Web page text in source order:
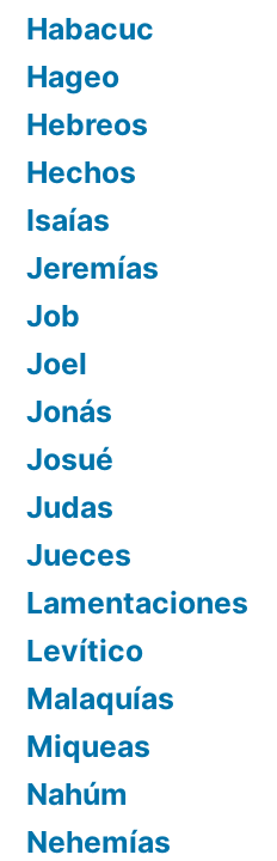
Habacuc
Hageo
Hebreos
Hechos
Isaías
Jeremías
Job
Joel
Jonás
Josué
Judas
Jueces
Lamentaciones
Levítico
Malaquías
Miqueas
Nahúm
Nehemías